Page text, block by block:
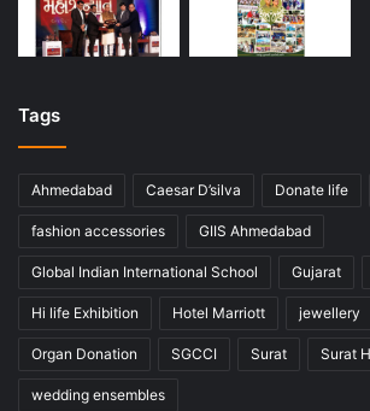
Tags
Ahmedabad Caesar D’silva Donate life
fashion accessories GIIS Ahmedabad
Global Indian International School Gujarat
Hi life Exhibition Hotel Marriott jewellery
Organ Donation SGCCI Surat Surat
wedding ensembles